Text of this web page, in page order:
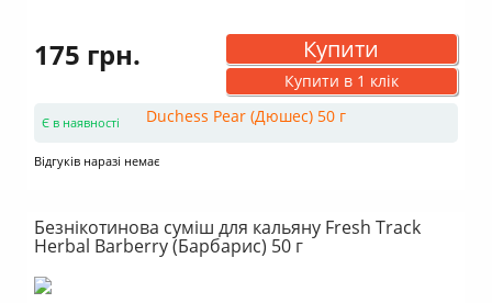
175 грн. Купити
Купити в 1 клік
Є в наявності
Відгуків наразі немає
Безнікотинова суміш для кальяну Fresh Track
Herbal Barberry (Барбарис) 50 г